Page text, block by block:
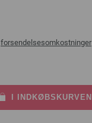
forsendelsesomkostninger
I INDKØBSKURVEN